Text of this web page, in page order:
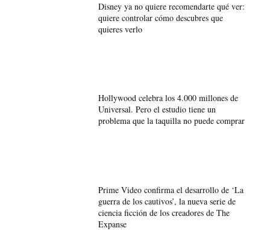
Disney ya no quiere recomendarte qué ver:
quiere controlar cómo descubres que
quieres verlo
Hollywood celebra los 4.000 millones de
Universal. Pero el estudio tiene un
problema que la taquilla no puede comprar
Prime Video confirma el desarrollo de ‘La
guerra de los cautivos’, la nueva serie de
ciencia ficción de los creadores de The
Expanse